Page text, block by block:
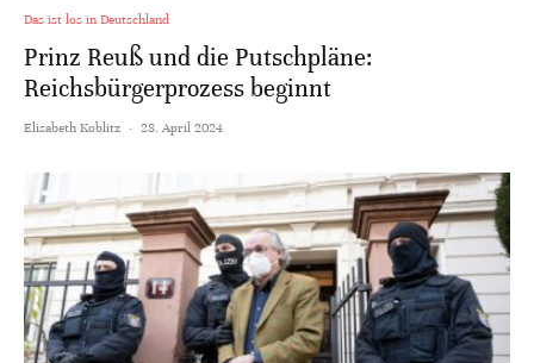
Das ist los in Deutschland
Prinz Reuß und die Putschpläne:
Reichsbürgerprozess beginnt
Elisabeth Koblitz · 28. April 2024